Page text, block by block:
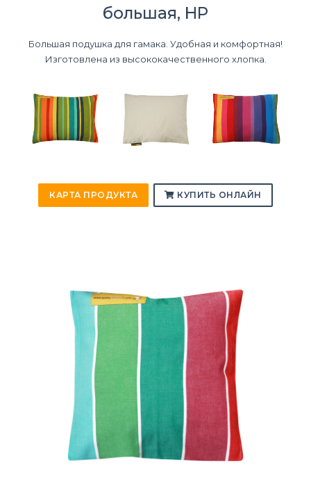
большая, HP
Большая подушка для гамака. Удобная и комфортная!
Изготовлена из высококачественного хлопка.
КАРТА ПРОДУКТА КУПИТЬ ОНЛАЙН